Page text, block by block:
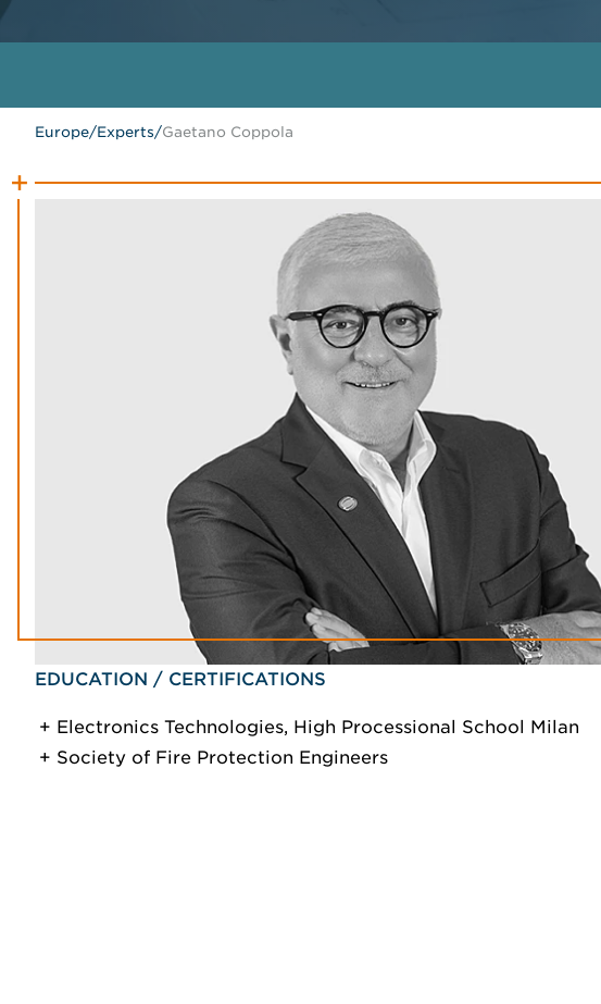
Europe/Experts/Gaetano Coppola
EDUCATION / CERTIFICATIONS
Electronics Technologies, High Processional School Milan
Society of Fire Protection Engineers